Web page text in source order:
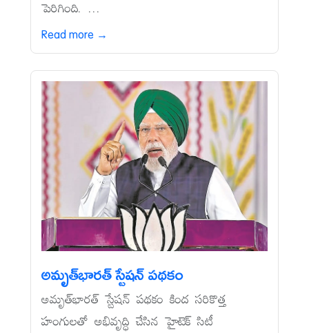
పెరిగింది. ...
Read more →
అమృత్‌భారత్‌ స్టేషన్‌ పథకం
అమృత్‌భారత్‌ స్టేషన్‌ పథకం కింద సరికొత్త
హంగులతో అభివృద్ధి చేసిన హైటెక్‌ సిటీ